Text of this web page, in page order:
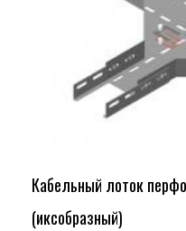
Кабельный лоток
(иксобразный)